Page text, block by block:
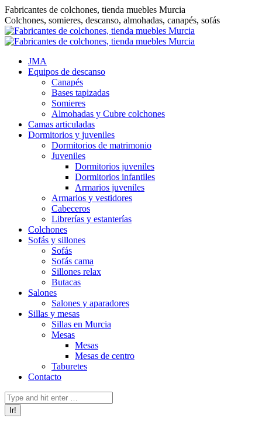
Saltar
al
contenido
Fabricantes de colchones, tienda muebles Murcia
Colchones, somieres, descanso, almohadas, canapés, sofás
JMA
Equipos de descanso
Canapés
Bases tapizadas
Somieres
Almohadas y Cubre colchones
Camas articuladas
Dormitorios y juveniles
Dormitorios de matrimonio
Juveniles
Dormitorios juveniles
Dormitorios infantiles
Armarios juveniles
Armarios y vestidores
Cabeceros
Librerías y estanterías
Colchones
Sofás y sillones
Sofás
Sofás cama
Sillones relax
Butacas
Salones
Salones y aparadores
Sillas y mesas
Sillas en Murcia
Mesas
Mesas
Mesas de centro
Taburetes
Contacto
Buscar: